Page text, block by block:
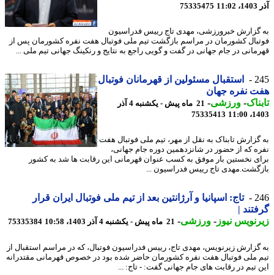
75335475
خبرورزشی، مهدی تاج رییس فدراسیون
کشورمان در مراسم بازگشت تیم ملی فوتبال هفت نفره کشورمان پس از
در جام جهانی در گفت و گویی راجع به نتایج و رنکینگ جهانی تیم ملی ...
استقبال مسئولین از قهرمانان فوتبال
نفره جهان
-ورزشی-
21 ماه پیش - یکشنبه 4 آذر
75335413
تابناک به نقل از مهر، تیم ملی فوتبال هفت
که از حضور در شانزدهمین دوره جام جهانی،
نخستین بار موفق به کسب عنوان قهرمانی این رقابت ها شد به کشور
تاج رییس فدراسیون ...
تاج: اسپانیا و آرژانتین بعد از تیم ملی فوتبال ایران قرار
|
نیوز-ورزشی-21 ماه پیش - یکشنبه 4 آذر 1403، 10:58 75335384
زیرنویس، مهدی تاج، رییس فدراسیون فوتبال، که در مراسم استقبال از
ملی فوتبال هفت نفره کشورمان حاضر شده بود در خصوص قهرمانی مقتدرانه
تیم در رقابت های جام جهانی گفت: - تاج: ...